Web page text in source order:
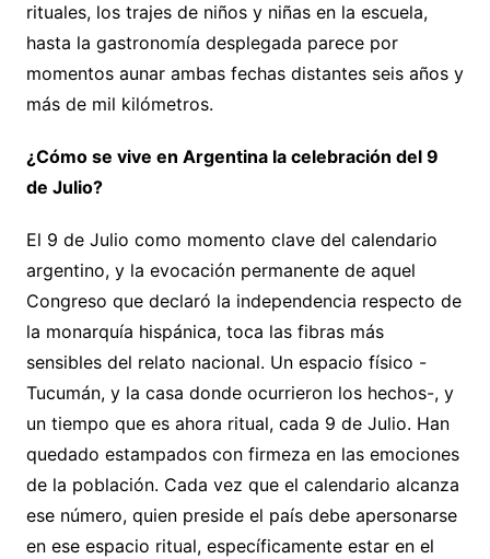
rituales, los trajes de niños y niñas en la escuela,
hasta la gastronomía desplegada parece por
momentos aunar ambas fechas distantes seis años y
más de mil kilómetros.
¿Cómo se vive en Argentina la celebración del 9
de Julio?
El 9 de Julio como momento clave del calendario
argentino, y la evocación permanente de aquel
Congreso que declaró la independencia respecto de
la monarquía hispánica, toca las fibras más
sensibles del relato nacional. Un espacio físico -
Tucumán, y la casa donde ocurrieron los hechos-, y
un tiempo que es ahora ritual, cada 9 de Julio. Han
quedado estampados con firmeza en las emociones
de la población. Cada vez que el calendario alcanza
ese número, quien preside el país debe apersonarse
en ese espacio ritual, específicamente estar en el